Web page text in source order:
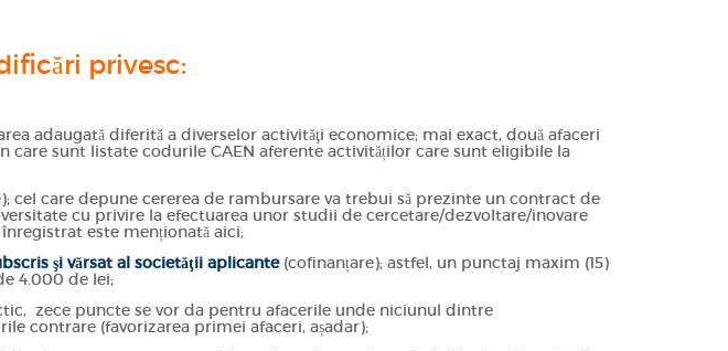
privesc:
adaugată diferită a diverselor activităţi economice; mai exact, două afaceri
sunt listate codurile CAEN aferente activităților care sunt eligibile la
cel care depune cererea de rambursare va trebui să prezinte un contract de
cu privire la efectuarea unor studii de cercetare/dezvoltare/inovare
este menționată aici;
şi vărsat al societăţii aplicante(cofinanțare); astfel, un punctaj maxim (15)
4.000 de lei;
zece puncte se vor da pentru afacerile unde niciunul dintre
contrare (favorizarea primei afaceri, așadar);